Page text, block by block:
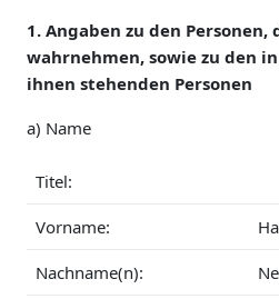
1. Angaben zu den
wahrnehmen, sowie zu den
ihnen stehenden Personen
a) Name
Titel:
Vorname:
Nachname(n):